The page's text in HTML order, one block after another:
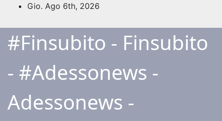
contenuto
Gio. Ago 6th, 2026
#Finsubito - Finsubito
- #Adessonews -
Adessonews -